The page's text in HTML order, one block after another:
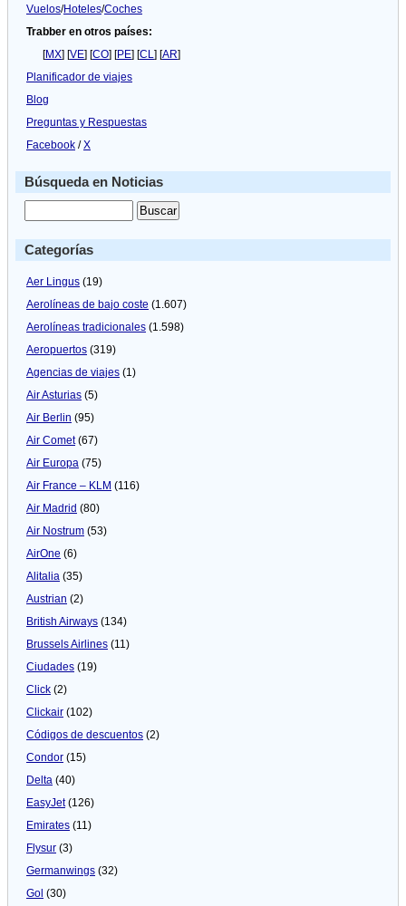
Vuelos/Hoteles/Coches
Trabber en otros países:
[MX] [VE] [CO] [PE] [CL] [AR]
Planificador de viajes
Blog
Preguntas y Respuestas
Facebook /X
Búsqueda en Noticias
Categorías
Aer Lingus (19)
Aerolíneas de bajo coste (1.607)
Aerolíneas tradicionales (1.598)
Aeropuertos (319)
Agencias de viajes (1)
Air Asturias (5)
Air Berlin (95)
Air Comet(67)
Air Europa (75)
Air France – KLM (116)
Air Madrid (80)
Air Nostrum (53)
AirOne (6)
Alitalia (35)
Austrian (2)
British Airways (134)
Brussels Airlines (11)
Ciudades (19)
Click (2)
Clickair (102)
Códigos de descuentos (2)
Condor (15)
Delta (40)
EasyJet(126)
Emirates (11)
Flysur (3)
Germanwings (32)
Gol (30)